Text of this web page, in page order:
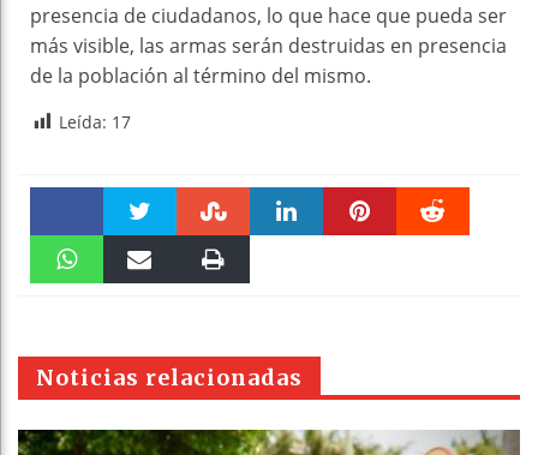
presencia de ciudadanos, lo que hace que pueda ser
más visible, las armas serán destruidas en presencia
de la población al término del mismo.
Leída: 17
Faceboo Twitter Stumble
pt
Noticias relacionadas